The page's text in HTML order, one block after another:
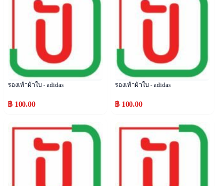
รองเท้าผ้าใบ - adidas
฿ 100.00
รองเท้าผ้าใบ - adidas
฿ 100.00
Popular Popular